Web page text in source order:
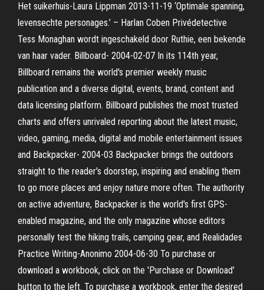
Het suikerhuis-Laura Lippman 2013-11-19 ‘Optimale spanning,
levensechte personages.’ – Harlan Coben Privédetective
Tess Monaghan wordt ingeschakeld door Ruthie, een bekende
van haar vader. Billboard- 2004-02-07 In its 114th year,
Billboard remains the world's premier weekly music
publication and a diverse digital, events, brand, content and
data licensing platform. Billboard publishes the most trusted
charts and offers unrivaled reporting about the latest music,
video, gaming, media, digital and mobile entertainment issues
and Backpacker- 2004-03 Backpacker brings the outdoors
straight to the reader's doorstep, inspiring and enabling them
to go more places and enjoy nature more often. The authority
on active adventure, Backpacker is the world's first GPS-
enabled magazine, and the only magazine whose editors
personally test the hiking trails, camping gear, and Realidades
Practice Writing-Anonimo 2004-06-30 To purchase or
download a workbook, click on the 'Purchase or Download'
button to the left. To purchase a workbook, enter the desired